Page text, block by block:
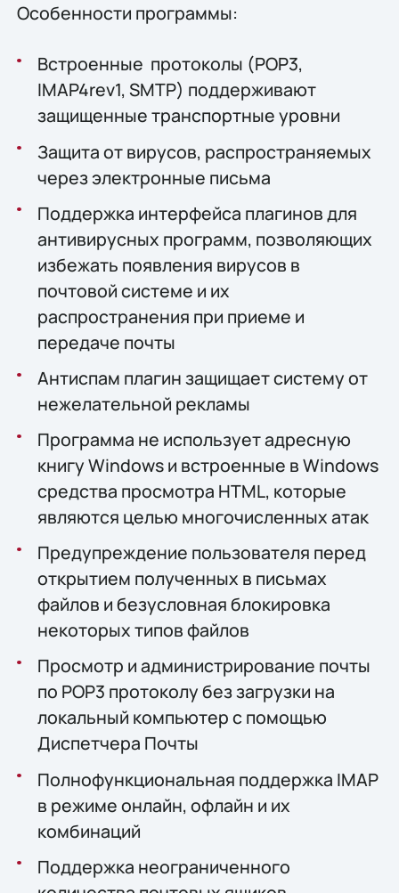
Особенности программы:
Встроенные протоколы (POP3,
IMAP4rev1, SMTP) поддерживают
защищенные транспортные уровни
Защита от вирусов, распространяемых
через электронные письма
Поддержка интерфейса плагинов для
антивирусных программ, позволяющих
избежать появления вирусов в
почтовой системе и их
распространения при приеме и
передаче почты
Антиспам плагин защищает систему от
нежелательной рекламы
Программа не использует адресную
книгу Windows и встроенные в Windows
средства просмотра HTML, которые
являются целью многочисленных атак
Предупреждение пользователя перед
открытием полученных в письмах
файлов и безусловная блокировка
некоторых типов файлов
Просмотр и администрирование почты
по POP3 протоколу без загрузки на
локальный компьютер с помощью
Диспетчера Почты
Полнофункциональная поддержка IMAP
в режиме онлайн, офлайн и их
комбинаций
Поддержка неограниченного